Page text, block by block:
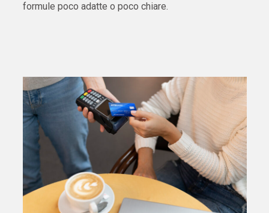
formule poco adatte o poco chiare.